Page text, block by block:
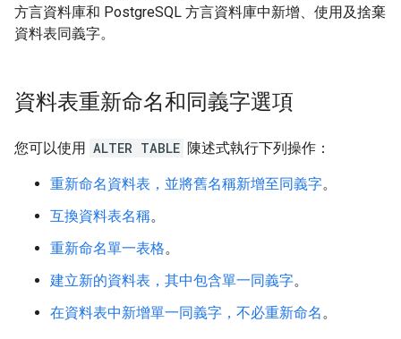
方言資料庫和 PostgreSQL 方言資料庫中新增、使用及捨棄
資料表同義字。
資料表重新命名和同義字選項
您可以使用 ALTER TABLE 陳述式執行下列操作：
重新命名資料表，並將舊名稱新增至同義字。
互換資料表名稱。
重新命名單一表格。
建立新的資料表，其中包含單一同義字。
在資料表中新增單一同義字，不必重新命名。